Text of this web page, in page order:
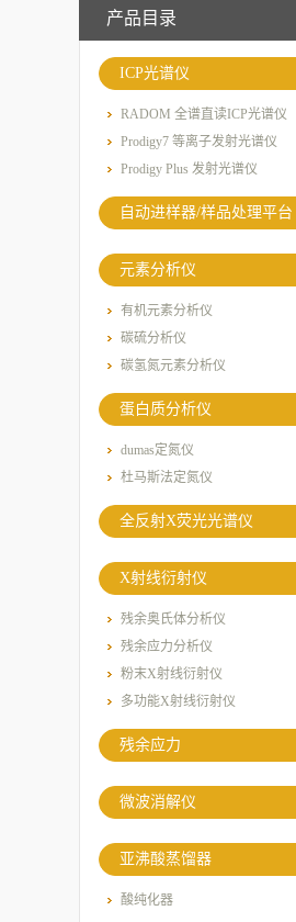
产品目录
ICP光谱仪
RADOM 全谱直读ICP光谱仪
Prodigy7 等离子发射光谱仪
Prodigy Plus 发射光谱仪
自动进样器/样品处理平台
元素分析仪
有机元素分析仪
碳硫分析仪
碳氢氮元素分析仪
蛋白质分析仪
dumas定氮仪
杜马斯法定氮仪
全反射X荧光光谱仪
X射线衍射仪
残余奥氏体分析仪
残余应力分析仪
粉末X射线衍射仪
多功能X射线衍射仪
残余应力
微波消解仪
亚沸酸蒸馏器
酸纯化器